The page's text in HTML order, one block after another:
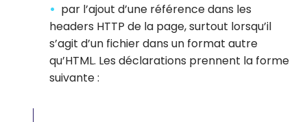
par l’ajout d’une référence dans les
headers HTTP de la page, surtout lorsqu’il
s’agit d’un fichier dans un format autre
qu’HTML. Les déclarations prennent la forme
suivante :